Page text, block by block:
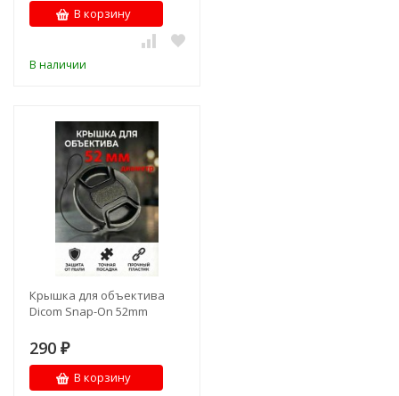
В корзину
В наличии
Крышка для объектива
Dicom Snap-On 52mm
290 ₽
В корзину